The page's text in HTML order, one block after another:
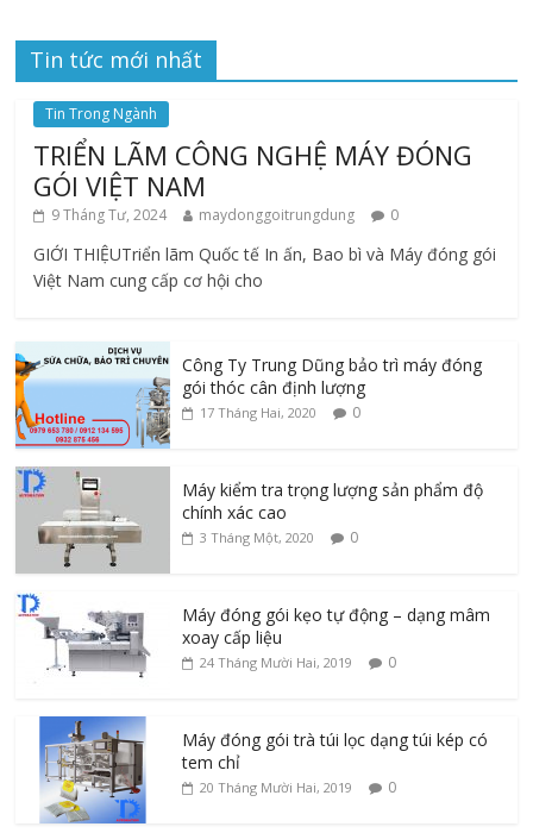
Tin tức mới nhất
Tin Trong Ngành
TRIỂN LÃM CÔNG NGHỆ MÁY ĐÓNG
GÓI VIỆT NAM
9 Tháng Tư, 2024 maydonggoitrungdung 0
GIỚI THIỆUTriển lãm Quốc tế In ấn, Bao bì và Máy đóng gói
Việt Nam cung cấp cơ hội cho
Công Ty Trung Dũng bảo trì máy đóng
gói thóc cân định lượng
17 Tháng Hai, 2020 0
Máy kiểm tra trọng lượng sản phẩm độ
chính xác cao
3 Tháng Một, 2020 0
Máy đóng gói kẹo tự động – dạng mâm
xoay cấp liệu
24 Tháng Mười Hai, 2019 0
Máy đóng gói trà túi lọc dạng túi kép có
tem chỉ
20 Tháng Mười Hai, 2019 0